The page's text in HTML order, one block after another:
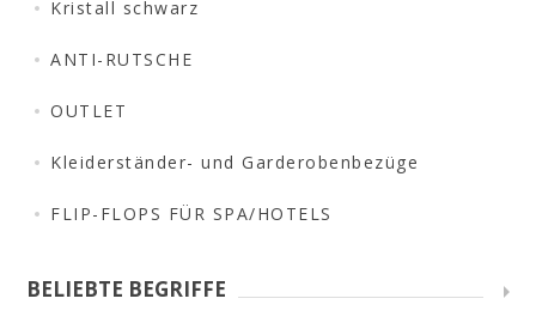
Kristall schwarz
ANTI-RUTSCHE
OUTLET
Kleiderständer- und Garderobenbezüge
FLIP-FLOPS FÜR SPA/HOTELS
BELIEBTE BEGRIFFE